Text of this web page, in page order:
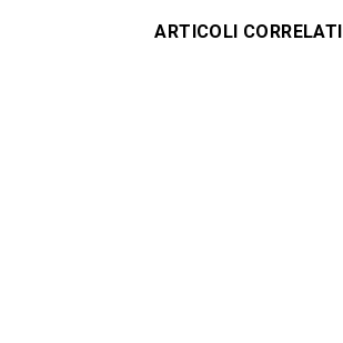
ARTICOLI CORRELATI